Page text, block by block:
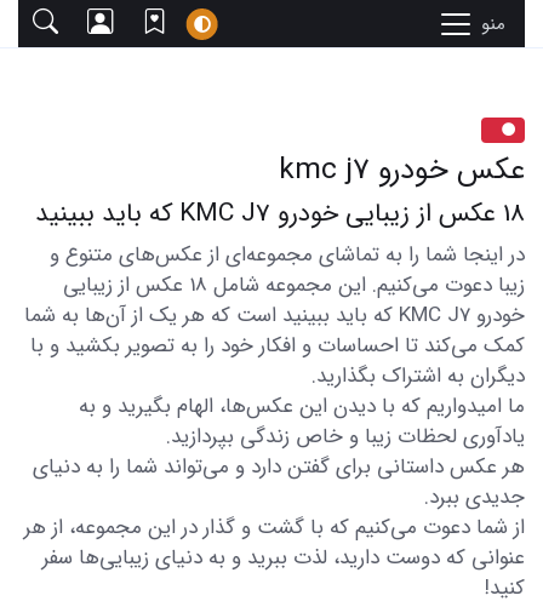
منو
عکس خودرو kmc j7
18 عکس از زیبایی خودرو KMC J7 که باید ببینید
در اینجا شما را به تماشای مجموعه‌ای از عکس‌های متنوع و
زیبا دعوت می‌کنیم. این مجموعه شامل 18 عکس از زیبایی
خودرو KMC J7 که باید ببینید است که هر یک از آن‌ها به شما
کمک می‌کند تا احساسات و افکار خود را به تصویر بکشید و با
دیگران به اشتراک بگذارید.
ما امیدواریم که با دیدن این عکس‌ها، الهام بگیرید و به
یادآوری لحظات زیبا و خاص زندگی بپردازید.
هر عکس داستانی برای گفتن دارد و می‌تواند شما را به دنیای
جدیدی ببرد.
از شما دعوت می‌کنیم که با گشت و گذار در این مجموعه، از هر
عنوانی که دوست دارید، لذت ببرید و به دنیای زیبایی‌ها سفر
کنید!